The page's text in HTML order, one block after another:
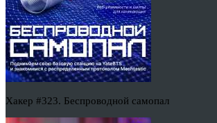
Хакер #323. Беспроводной самопал